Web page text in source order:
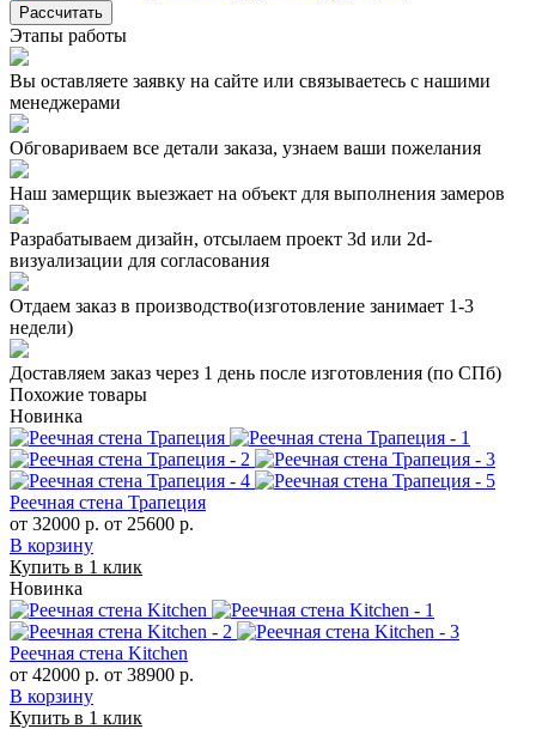
Рассчитать
Этапы работы
Вы оставляете заявку на сайте или связываетесь с нашими
менеджерами
Обговариваем все детали заказа, узнаем ваши пожелания
Наш замерщик выезжает на объект для выполнения замеров
Разрабатываем дизайн, отсылаем проект 3d или 2d-
визуализации для согласования
Отдаем заказ в производство(изготовление занимает 1-3
недели)
Доставляем заказ через 1 день после изготовления (по СПб)
Похожие товары
Новинка
Реечная стена Трапеция
от 32000 р. от 25600 р.
В корзину
Купить в 1 клик
Новинка
Реечная стена Kitchen
от 42000 р. от 38900 р.
В корзину
Купить в 1 клик